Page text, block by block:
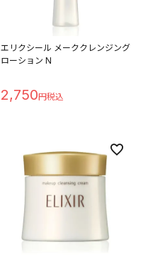
エリクシール メーククレンジング
ローション N
2,750